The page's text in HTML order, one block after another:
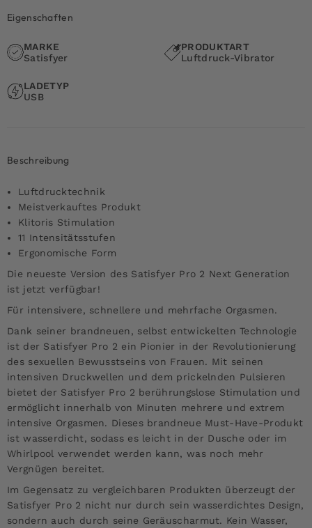
Eigenschaften
MARKE
Satisfyer
PRODUKTART
Luftdruck-Vibrator
LADETYP
USB
Beschreibung
Luftdrucktechnik
Meistverkauftes Produkt
Klitoris Stimulation
11 Intensitätsstufen
Ergonomische Form
Die neueste Version des Satisfyer Pro 2 Next Generation
ist jetzt verfügbar!
Für intensivere, schnellere und mehrfache Orgasmen.
Dank seiner brandneuen, selbst entwickelten Technologie
ist der Satisfyer Pro 2 ein Pionier in der Revolutionierung
des sexuellen Bewusstseins von Frauen. Mit seinen
intensiven Druckwellen und dem prickelnden Pulsieren
bietet der Satisfyer Pro 2 berührungslose Stimulation und
ermöglicht innerhalb von Minuten mehrere und extrem
intensive Orgasmen. Dieses brandneue Must-Have-Produkt
ist wasserdicht, sodass es leicht in der Dusche oder im
Whirlpool verwendet werden kann, was noch mehr
Vergnügen bereitet.
Im Gegensatz zu vergleichbaren Produkten überzeugt der
Satisfyer Pro 2 nicht nur durch sein wasserdichtes Design,
sondern auch durch seine Geräuscharmut. Kein Wasser,